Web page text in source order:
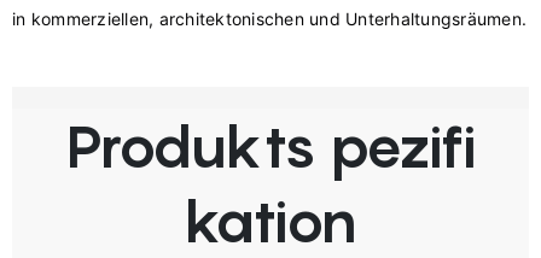
Produkts pezifi
kation